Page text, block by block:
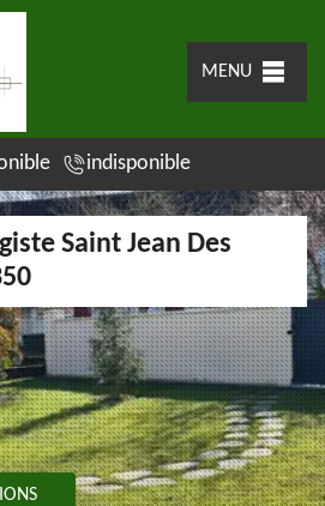
MENU
indisponible
Saint Jean Des